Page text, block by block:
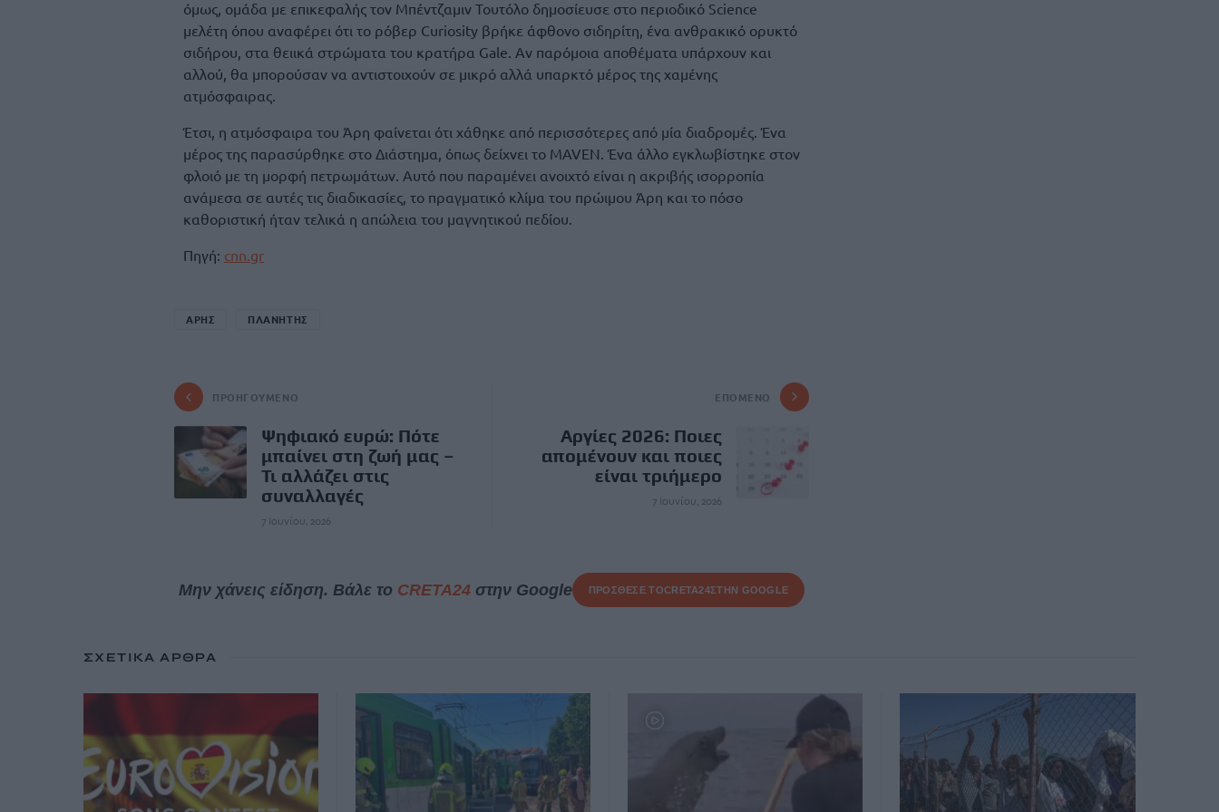
όμως, ομάδα με επικεφαλής τον Μπέντζαμιν Τουτόλο δημοσίευσε στο περιοδικό Science
μελέτη όπου αναφέρει ότι το ρόβερ Curiosity βρήκε άφθονο σιδηρίτη, ένα ανθρακικό ορυκτό
σιδήρου, στα θειικά στρώματα του κρατήρα Gale. Αν παρόμοια αποθέματα υπάρχουν και
αλλού, θα μπορούσαν να αντιστοιχούν σε μικρό αλλά υπαρκτό μέρος της χαμένης
ατμόσφαιρας.
Έτσι, η ατμόσφαιρα του Άρη φαίνεται ότι χάθηκε από περισσότερες από μία διαδρομές. Ένα
μέρος της παρασύρθηκε στο Διάστημα, όπως δείχνει το MAVEN. Ένα άλλο εγκλωβίστηκε στον
φλοιό με τη μορφή πετρωμάτων. Αυτό που παραμένει ανοιχτό είναι η ακριβής ισορροπία
ανάμεσα σε αυτές τις διαδικασίες, το πραγματικό κλίμα του πρώιμου Άρη και το πόσο
καθοριστική ήταν τελικά η απώλεια του μαγνητικού πεδίου.
Πηγή: cnn.gr
ΑΡΗΣ ΠΛΑΝΗΤΗΣ
ΠΡΟΗΓΟΎΜΕΝΟ
Ψηφιακό ευρώ: Πότε
μπαίνει στη ζωή μας –
Τι αλλάζει στις
συναλλαγές
7 Ιουνίου, 2026
ΕΠΌΜΕΝΟ
Αργίες 2026: Ποιες
απομένουν και ποιες
είναι τριήμερο
7 Ιουνίου, 2026
Μην χάνεις είδηση. Βάλε το CRETA24στην Google ΠΡΟΣΘΕΣΕ ΤΟCRETA24ΣΤΗΝ GOOGLE
ΣΧΕΤΙΚΆ ΆΡΘΡΑ